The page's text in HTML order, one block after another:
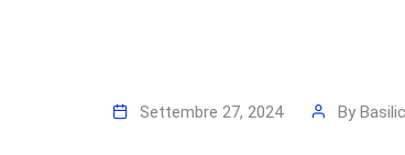
Settembre 27, 2024 By